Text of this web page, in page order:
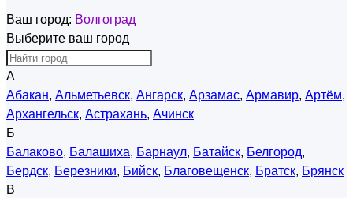
Ваш город: Волгоград
Выберите ваш город
А
Абакан, Альметьевск, Ангарск, Арзамас, Армавир, Артём,
Архангельск, Астрахань, Ачинск
Б
Балаково, Балашиха, Барнаул, Батайск, Белгород,
Бердск, Березники, Бийск, Благовещенск, Братск, Брянск
В